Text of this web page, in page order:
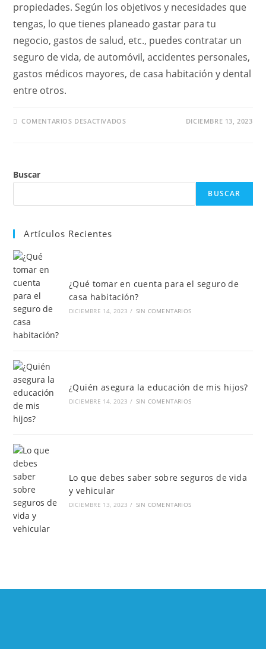
propiedades. Según los objetivos y necesidades que
tengas, lo que tienes planeado gastar para tu
negocio, gastos de salud, etc., puedes contratar un
seguro de vida, de automóvil, accidentes personales,
gastos médicos mayores, de casa habitación y dental
entre otros.
COMENTARIOS DESACTIVADOSEN
VIDA
DICIEMBRE 13, 2023
Buscar
BUSCAR
Artículos Recientes
¿Qué tomar en cuenta para el seguro de
casa habitación?
DICIEMBRE 14, 2023 / SIN COMENTARIOS
¿Quién asegura la educación de mis hijos?
DICIEMBRE 14, 2023 / SIN COMENTARIOS
Lo que debes saber sobre seguros de vida
y vehicular
DICIEMBRE 13, 2023 / SIN COMENTARIOS